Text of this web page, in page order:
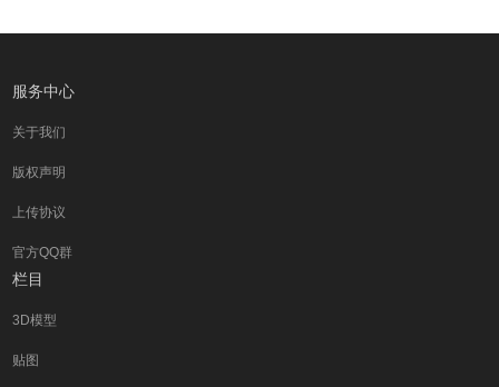
服务中心
关于我们
版权声明
上传协议
官方QQ群
栏目
3D模型
贴图